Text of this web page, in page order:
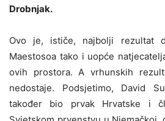
Drobnjak.
Ovo je, ističe, najbolji rezultat
Maestosoa tako i uopće
ovih prostora. A vrhunskih
nedostaje. Podsjetimo, David
također bio prvak Hrvatske i